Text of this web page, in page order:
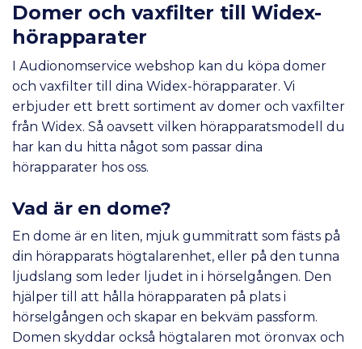
Domer och vaxfilter till Widex-
hörapparater
I Audionomservice webshop kan du köpa domer
och vaxfilter till dina Widex-hörapparater. Vi
erbjuder ett brett sortiment av domer och vaxfilter
från Widex. Så oavsett vilken hörapparatsmodell du
har kan du hitta något som passar dina
hörapparater hos oss.
Vad är en dome?
En dome är en liten, mjuk gummitratt som fästs på
din hörapparats högtalarenhet, eller på den tunna
ljudslang som leder ljudet in i hörselgången. Den
hjälper till att hålla hörapparaten på plats i
hörselgången och skapar en bekväm passform.
Domen skyddar också högtalaren mot öronvax och